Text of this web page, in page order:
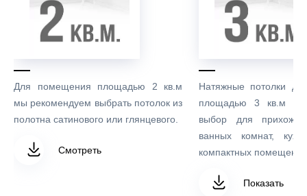
Для помещения площадью 2 кв.м
мы рекомендуем выбрать потолок из
полотна сатинового или глянцевого.
Смотреть
Натяжные потолки
площадью 3 кв.м –
выбор для
ванных комнат,
компактных
Показать